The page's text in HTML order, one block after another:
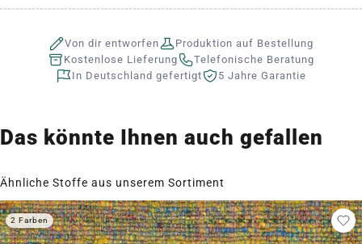
Von dir entworfen
Produktion auf Bestellung
Kostenlose Lieferung
Telefonische Beratung
In Deutschland gefertigt
5 Jahre Garantie
Das könnte Ihnen auch gefallen
Ähnliche Stoffe aus unserem Sortiment
2 Farben